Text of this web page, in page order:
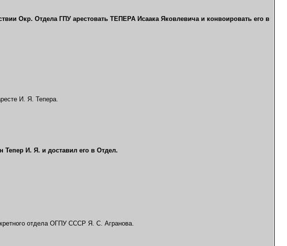
Окр. Отдела ГПУ арестовать ТЕПЕРА Исаака Яковлевича и конвоировать его в
И. Я. Тепера.
Тепер И. Я. и доставил его в Отдел.
отдела ОГПУ СССР Я. С. Агранова.